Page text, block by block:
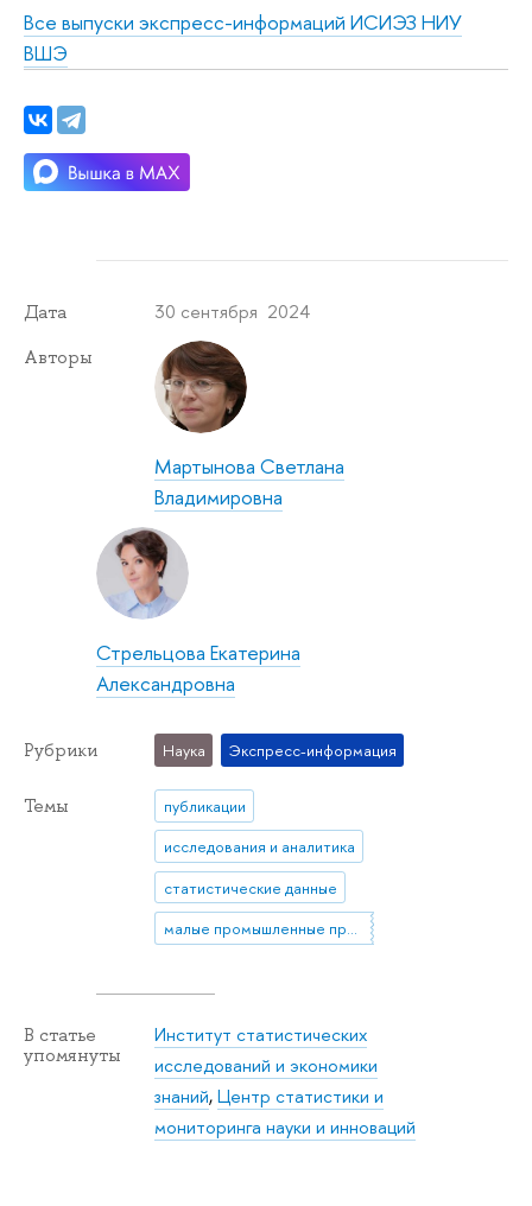
Все выпуски экспресс-информаций ИСИЭЗ НИУ
ВШЭ
Дата 30 сентября 2024
Авторы
Мартынова Светлана
Владимировна
Стрельцова Екатерина
Александровна
Рубрики Наука Экспресс-информация
Темы
публикации
исследования и аналитика
статистические данные
малые промышленные предприятия
В статье
упомянуты
Институт статистических
исследований и экономики
знаний,Центр статистики и
мониторинга науки и инноваций